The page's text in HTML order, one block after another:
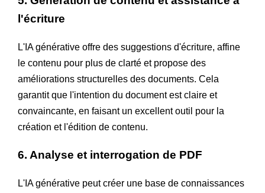
l'écriture
L'IA générative offre des suggestions d'écriture, affine
le contenu pour plus de clarté et propose des
améliorations structurelles des documents. Cela
garantit que l'intention du document est claire et
convaincante, en faisant un excellent outil pour la
création et l'édition de contenu.
6. Analyse et interrogation de PDF
L'IA générative peut créer une base de connaissances